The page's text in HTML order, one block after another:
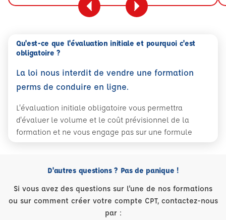
Qu'est-ce que l'évaluation initiale et pourquoi c'est
obligatoire ?
La loi nous interdit de vendre une formation
perms de conduire en ligne.
L'évaluation initiale obligatoire vous permettra
d'évaluer le volume et le coût prévisionnel de la
formation et ne vous engage pas sur une formule
D'autres questions ? Pas de panique !
Si vous avez des questions sur l'une de nos formations
ou sur comment créer votre compte CPT, contactez-nous
par :